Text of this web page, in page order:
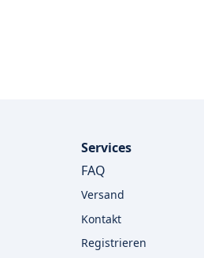
Services
FAQ
Versand
Kontakt
Registrieren